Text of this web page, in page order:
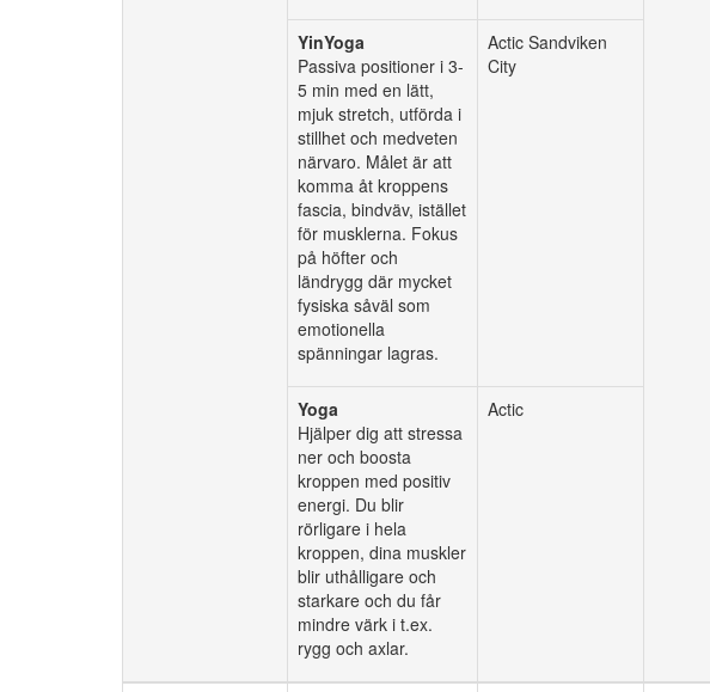
YinYoga
Passiva positioner i 3-
5 min med en lätt,
mjuk stretch, utförda i
stillhet och medveten
närvaro. Målet är att
komma åt kroppens
fascia, bindväv, istället
för musklerna. Fokus
på höfter och
ländrygg där mycket
fysiska såväl som
emotionella
spänningar lagras.
Actic Sandviken
City
Yoga
Hjälper dig att stressa
ner och boosta
kroppen med positiv
energi. Du blir
rörligare i hela
kroppen, dina muskler
blir uthålligare och
starkare och du får
mindre värk i t.ex.
rygg och axlar.
Actic